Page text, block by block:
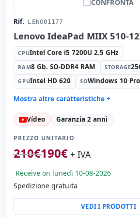
CONFRONTA
Rif. LENO01177
Lenovo IdeaPad MIIX 510-
CPUIntel Core i5 7200U 2.5 GHz
RAM8 Gb. SO-DDR4 RAM STORAGE
GPUIntel HD 620 SOWindows 10 Pro
Mostra altre caratteristiche +
Formato:
AIO
Suono: Realtek HD Audio
Carte: Rete:
Porte: USB 2.0 · USB-C
Multimedia: Webcam posteriore ·
Connettività: WIFI · Bluetooth · 4G
Altri: Imballaggio hR
30x20x3 cm.
Vídeo Garanzia 2 anni
PREZZO UNITARIO
210€190€ + IVA
Receive on lunedì 10-08-2026
Spedizione gratuita
VEDI I PRODOTTI